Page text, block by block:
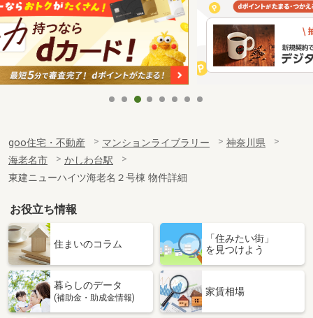
goo住宅・不動産 マンションライブラリー
神奈川県
海老名市
かしわ台駅
東建ニューハイツ海老名２号棟 物件詳細
お役立ち情報
住まいのコラム
「住みたい街」
を見つけよう
暮らしのデータ
(補助金・助成金情報)
家賃相場